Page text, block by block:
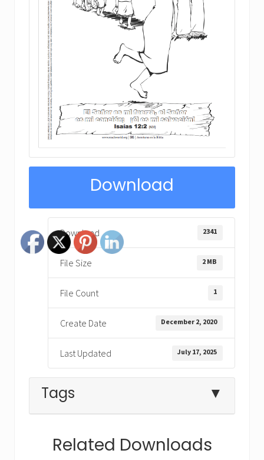
Download
Download 2341
File Size 2 MB
File Count 1
Create Date December 2, 2020
Last Updated July 17, 2025
Tags ▼
alabanza batalla Dios
Related Downloads